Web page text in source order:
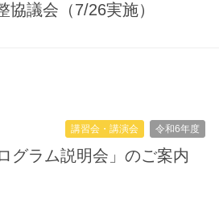
議会（7/26実施）
令和6年度
講習会・講演会
グラム説明会」のご案内